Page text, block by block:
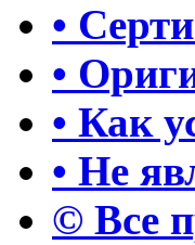
•
•
• Как
• Не
© Все